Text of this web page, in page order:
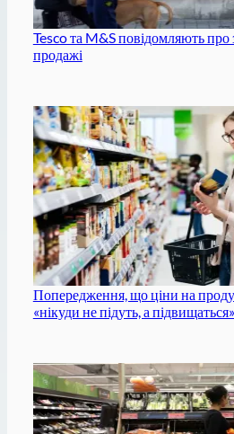
Tesco та M&S повідомляють про
продажі
Попередження, що ціни на
«нікуди не підуть, а підвищаться»